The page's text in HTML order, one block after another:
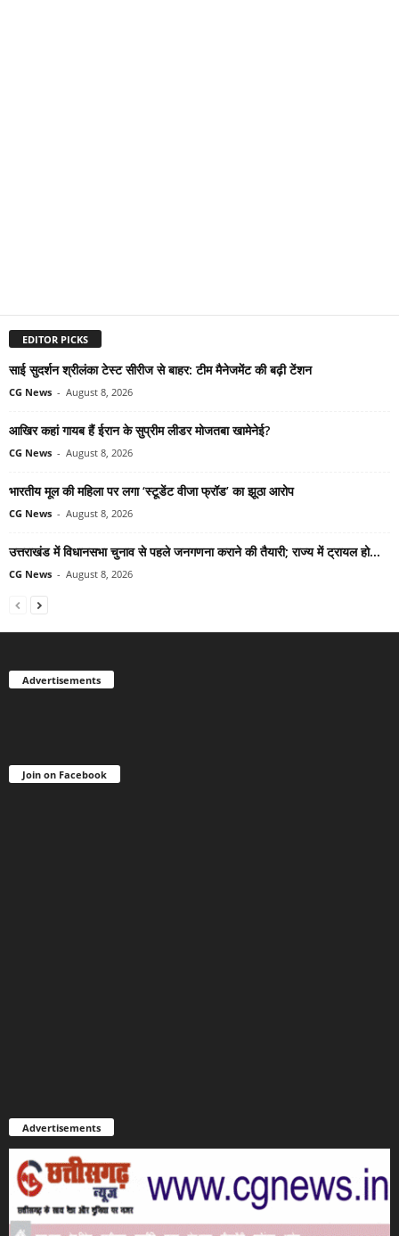
EDITOR PICKS
साई सुदर्शन श्रीलंका टेस्ट सीरीज से बाहर: टीम मैनेजमेंट की बढ़ी टेंशन
CG News - August 8, 2026
आखिर कहां गायब हैं ईरान के सुप्रीम लीडर मोजतबा खामेनेई?
CG News - August 8, 2026
भारतीय मूल की महिला पर लगा ‘स्टूडेंट वीजा फ्रॉड’ का झूठा आरोप
CG News - August 8, 2026
उत्तराखंड में विधानसभा चुनाव से पहले जनगणना कराने की तैयारी; राज्य में ट्रायल हो...
CG News - August 8, 2026
Advertisements
Join on Facebook
Advertisements